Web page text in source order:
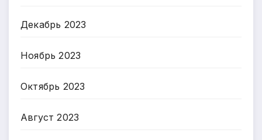
Декабрь 2023
Ноябрь 2023
Октябрь 2023
Август 2023